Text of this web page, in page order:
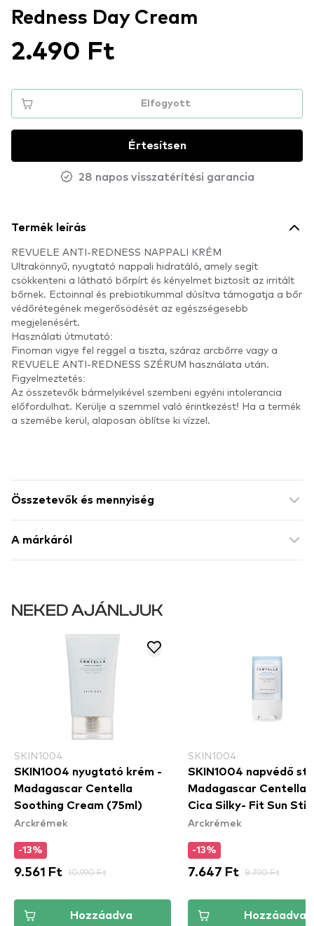
Redness Day Cream
2.490 Ft
Elfogyott
Értesítsen
28 napos visszatérítési garancia
Termék leírás
REVUELE ANTI-REDNESS NAPPALI KRÉM
Ultrakönnyű, nyugtató nappali hidratáló, amely segít
csökkenteni a látható bőrpírt és kényelmet biztosít az irritált
bőrnek. Ectoinnal és prebiotikummal dúsítva támogatja a bőr
védőrétegének megerősödését az egészségesebb
megjelenésért.
Használati útmutató:
Finoman vigye fel reggel a tiszta, száraz arcbőrre vagy a
REVUELE ANTI-REDNESS SZÉRUM használata után.
Figyelmeztetés:
Az összetevők bármelyikével szembeni egyéni intolerancia
előfordulhat. Kerülje a szemmel való érintkezést! Ha a termék
a szemébe kerül, alaposan öblítse ki vízzel.
Összetevők és mennyiség
A márkáról
NEKED AJÁNLJUK
SKIN1004
SKIN1004 nyugtató krém -
Madagascar Centella
Soothing Cream (75ml)
Arckrémek
-13%
9.561 Ft 10.990 Ft
Hozzáadva
SKIN1004
SKIN1004 napvédő
Madagascar Centella
Cica Silky- Fit Sun
Arckrémek
-13%
7.647 Ft 8.790 Ft
Hozzáadva